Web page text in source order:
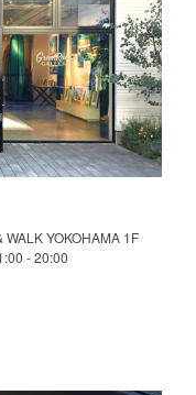
YOKOHAMA 1F
- 20:00